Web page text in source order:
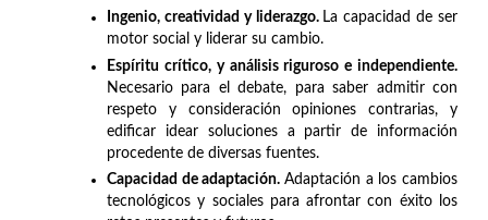
Ingenio, creatividad y liderazgo. La capacidad de ser
motor social y liderar su cambio.
Espíritu crítico, y análisis riguroso e independiente.
Necesario para el debate, para saber admitir con
respeto y consideración opiniones contrarias, y
edificar idear soluciones a partir de información
procedente de diversas fuentes.
Capacidad de adaptación. Adaptación a los cambios
tecnológicos y sociales para afrontar con éxito los